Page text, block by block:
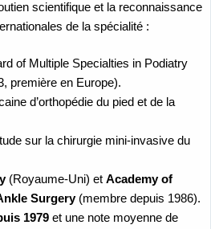
scientifique et la reconnaissance
de la spécialité :
of Multiple Specialties in Podiatry
première en Europe).
d’orthopédie du pied et de la
sur la chirurgie mini-invasive du
(Royaume-Uni) et Academy of
Surgery(membre depuis 1986).
1979 et une note moyenne de